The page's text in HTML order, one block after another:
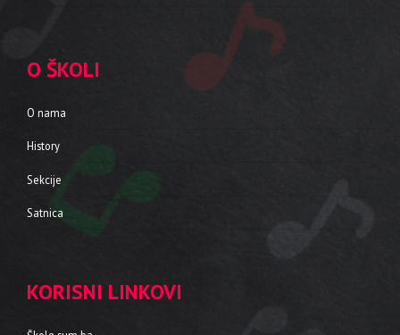
O ŠKOLI
O nama
History
Sekcije
Satnica
KORISNI LINKOVI